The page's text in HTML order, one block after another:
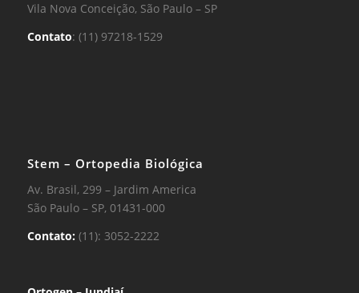
Vila Nova Conceição, São Paulo – SP
Contato: (11) 97218-1529
Stem – Ortopedia Biológica
Av. Brasil, 299 – Jardim America
São Paulo – SP, 01431-000
Contato: (11): 3052-2222